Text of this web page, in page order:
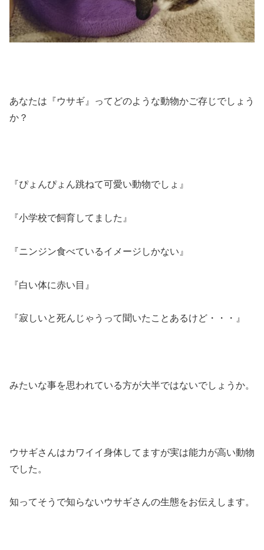
あなたは『ウサギ』ってどのような動物かご存じでしょう
か？
『ぴょんぴょん跳ねて可愛い動物でしょ』
『小学校で飼育してました』
『ニンジン食べているイメージしかない』
『白い体に赤い目』
『寂しいと死んじゃうって聞いたことあるけど・・・』
みたいな事を思われている方が大半ではないでしょうか。
ウサギさんはカワイイ身体してますが実は能力が高い動物
でした。
知ってそうで知らないウサギさんの生態をお伝えします。